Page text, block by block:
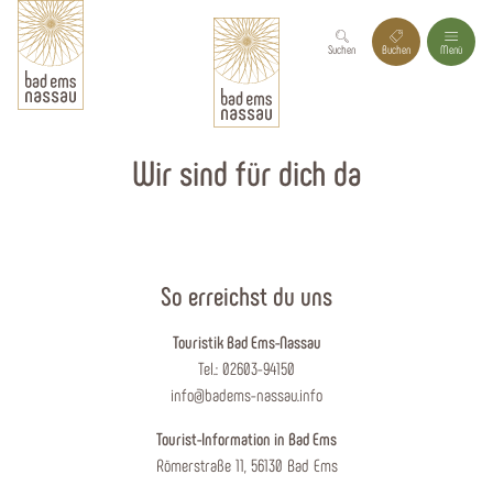
Suchen Buchen Menü
Wir sind für dich da
So erreichst du uns
Touristik Bad Ems-Nassau
Tel.: 02603-94150
info@badems-nassau.info
Tourist-Information in Bad Ems
Römerstraße 11, 56130 Bad Ems